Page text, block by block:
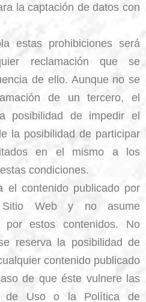
la captación de datos con
estas prohibiciones será
reclamación que se
de ello. Aunque no se
de un tercero, el
posibilidad de impedir el
la posibilidad de participar
en el mismo a los
condiciones.
el contenido publicado por
Web y no asume
por estos contenidos. No
reserva la posibilidad de
contenido publicado
de que éste vulnere las
de Uso o la Política de